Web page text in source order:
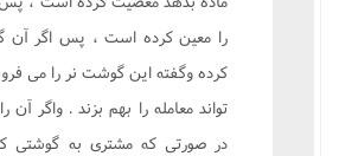
را معين کرده است ، پس اگر آن
کرده وگفته اين گوشت نر را مى
تواند معامله را بهم بزند . واگر آن
در صورتى که مشترى به گوشتى